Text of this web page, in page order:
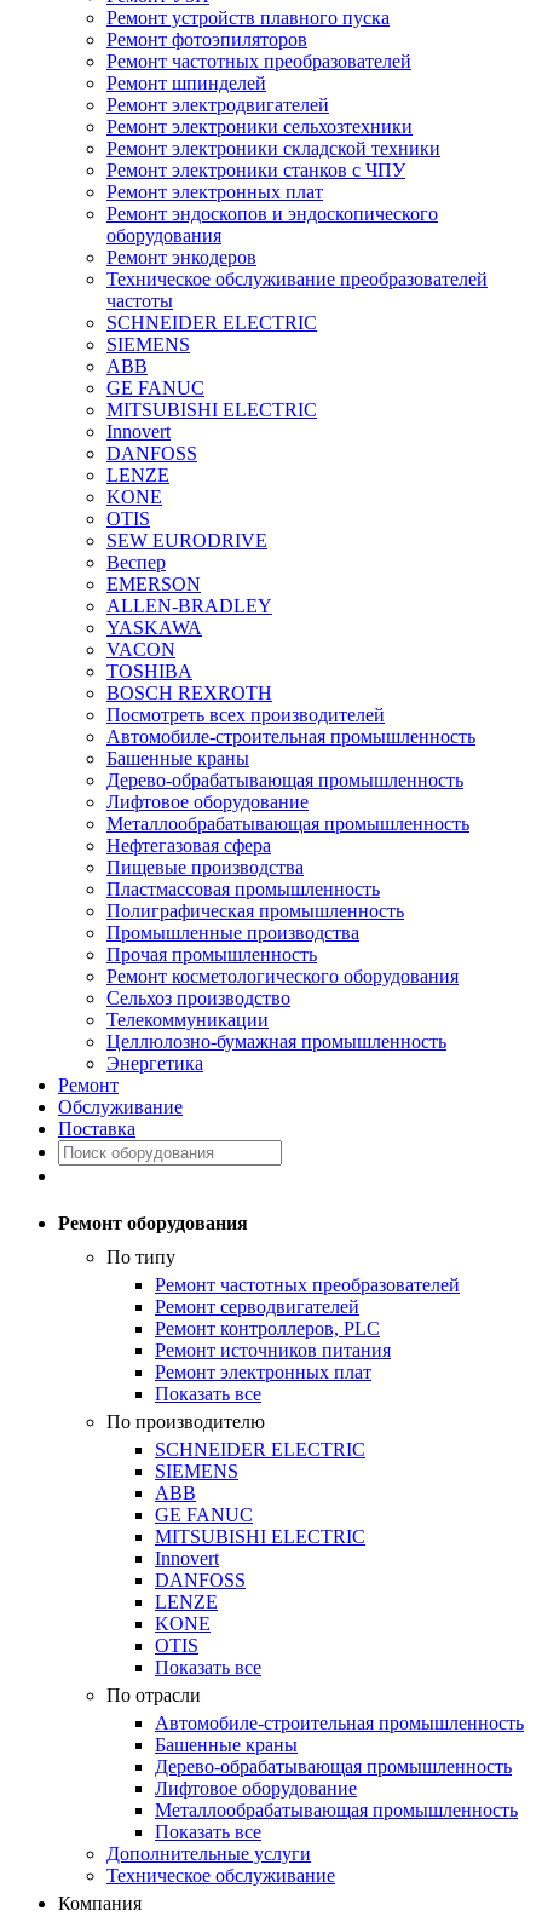
Ремонт устройств плавного пуска
Ремонт фотоэпиляторов
Ремонт частотных преобразователей
Ремонт шпинделей
Ремонт электродвигателей
Ремонт электроники сельхозтехники
Ремонт электроники складской техники
Ремонт электроники станков с ЧПУ
Ремонт электронных плат
Ремонт эндоскопов и эндоскопического
оборудования
Ремонт энкодеров
Техническое обслуживание преобразователей
частоты
SCHNEIDER ELECTRIC
SIEMENS
ABB
GE FANUC
MITSUBISHI ELECTRIC
Innovert
DANFOSS
LENZE
KONE
OTIS
SEW EURODRIVE
Веспер
EMERSON
ALLEN-BRADLEY
YASKAWA
VACON
TOSHIBA
BOSCH REXROTH
Посмотреть всех производителей
Автомобиле-строительная промышленность
Башенные краны
Дерево-обрабатывающая промышленность
Лифтовое оборудование
Металлообрабатывающая промышленность
Нефтегазовая сфера
Пищевые производства
Пластмассовая промышленность
Полиграфическая промышленность
Промышленные производства
Прочая промышленность
Ремонт косметологического оборудования
Сельхоз производство
Телекоммуникации
Целлюлозно-бумажная промышленность
Энергетика
Ремонт
Обслуживание
Поставка
Ремонт оборудования
По типу
Ремонт частотных преобразователей
Ремонт серводвигателей
Ремонт контроллеров, PLC
Ремонт источников питания
Ремонт электронных плат
Показать все
По производителю
SCHNEIDER ELECTRIC
SIEMENS
ABB
GE FANUC
MITSUBISHI ELECTRIC
Innovert
DANFOSS
LENZE
KONE
OTIS
Показать все
По отрасли
Автомобиле-строительная промышленность
Башенные краны
Дерево-обрабатывающая промышленность
Лифтовое оборудование
Металлообрабатывающая промышленность
Показать все
Дополнительные услуги
Техническое обслуживание
Компания